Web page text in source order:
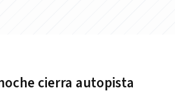
cierra autopista